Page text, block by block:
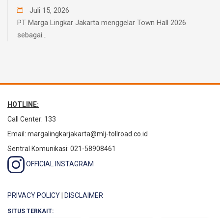
Juli 15, 2026
PT Marga Lingkar Jakarta menggelar Town Hall 2026
sebagai...
HOTLINE:
Call Center: 133
Email: margalingkarjakarta@mlj-tollroad.co.id
Sentral Komunikasi: 021-58908461
OFFICIAL INSTAGRAM
PRIVACY POLICY| DISCLAIMER
SITUS TERKAIT: